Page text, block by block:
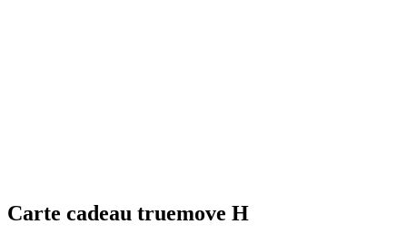
Carte cadeau truemove H